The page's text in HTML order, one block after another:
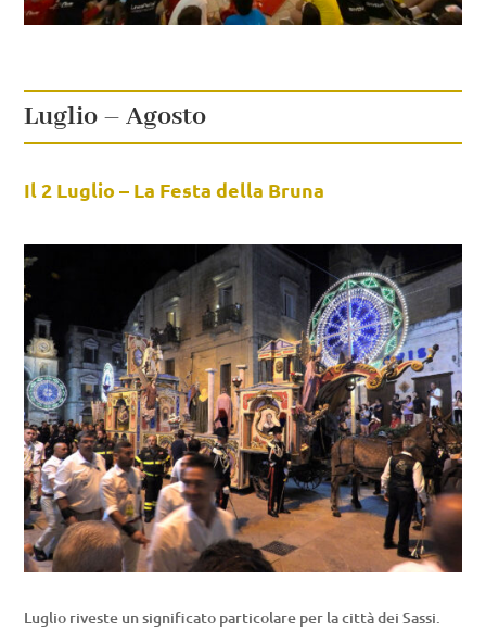
Luglio – Agosto
Il 2 Luglio – La Festa della Bruna
Luglio riveste un significato particolare per la città dei Sassi.